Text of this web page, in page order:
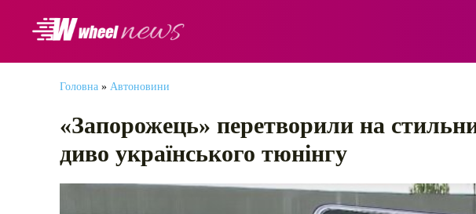
Головна » Автоновини
«‎Запорожець» перетворили на
диво українського тюнінгу